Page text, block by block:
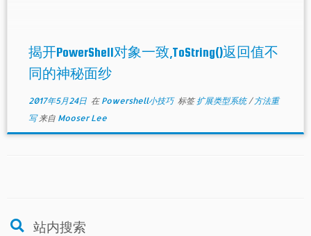
揭开PowerShell对象一致,ToString()返回值不
同的神秘面纱
2017年5月24日在 Powershell小技巧 标签扩展类型系统/ 方法重
写来自 Mooser Lee
站内搜索